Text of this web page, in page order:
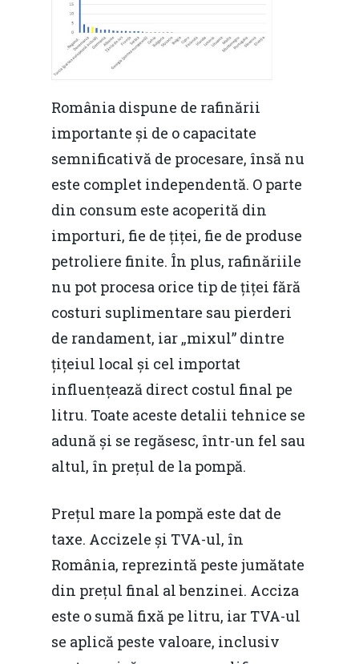
România dispune de rafinării
importante și de o capacitate
semnificativă de procesare, însă nu
este complet independentă. O parte
din consum este acoperită din
importuri, fie de țiței, fie de produse
petroliere finite. În plus, rafinăriile
nu pot procesa orice tip de țiței fără
costuri suplimentare sau pierderi
de randament, iar „mixul” dintre
țițeiul local și cel importat
influențează direct costul final pe
litru. Toate aceste detalii tehnice se
adună și se regăsesc, într-un fel sau
altul, în prețul de la pompă.
Prețul mare la pompă este dat de
taxe. Accizele și TVA-ul, în
România, reprezintă peste jumătate
din prețul final al benzinei. Acciza
este o sumă fixă ​​pe litru, iar TVA-ul
se aplică peste valoare, inclusiv